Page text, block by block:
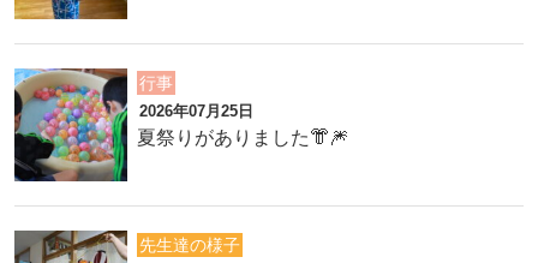
行事
2026年07月25日
夏祭りがありました👘🎆
先生達の様子